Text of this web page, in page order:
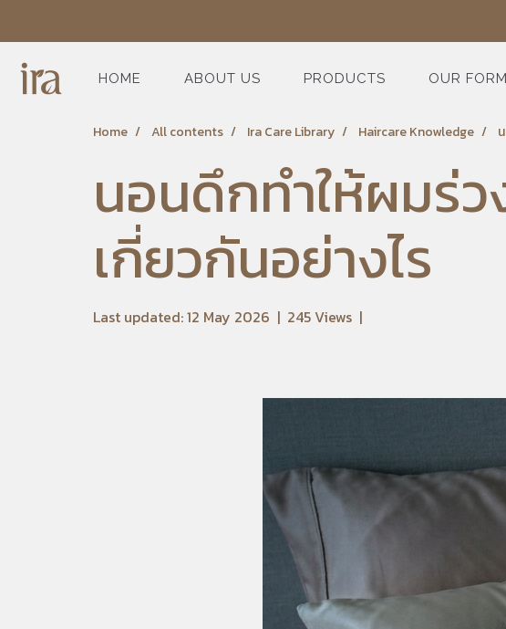
HOME ABOUT US PRODUCTS OUR
Home All contents Ira Care Library Haircare Knowledge
นอนดึกทำให้ผมร่
เกี่ยวกันอย่างไร
Last updated: 12 May 2026 | 245 Views |